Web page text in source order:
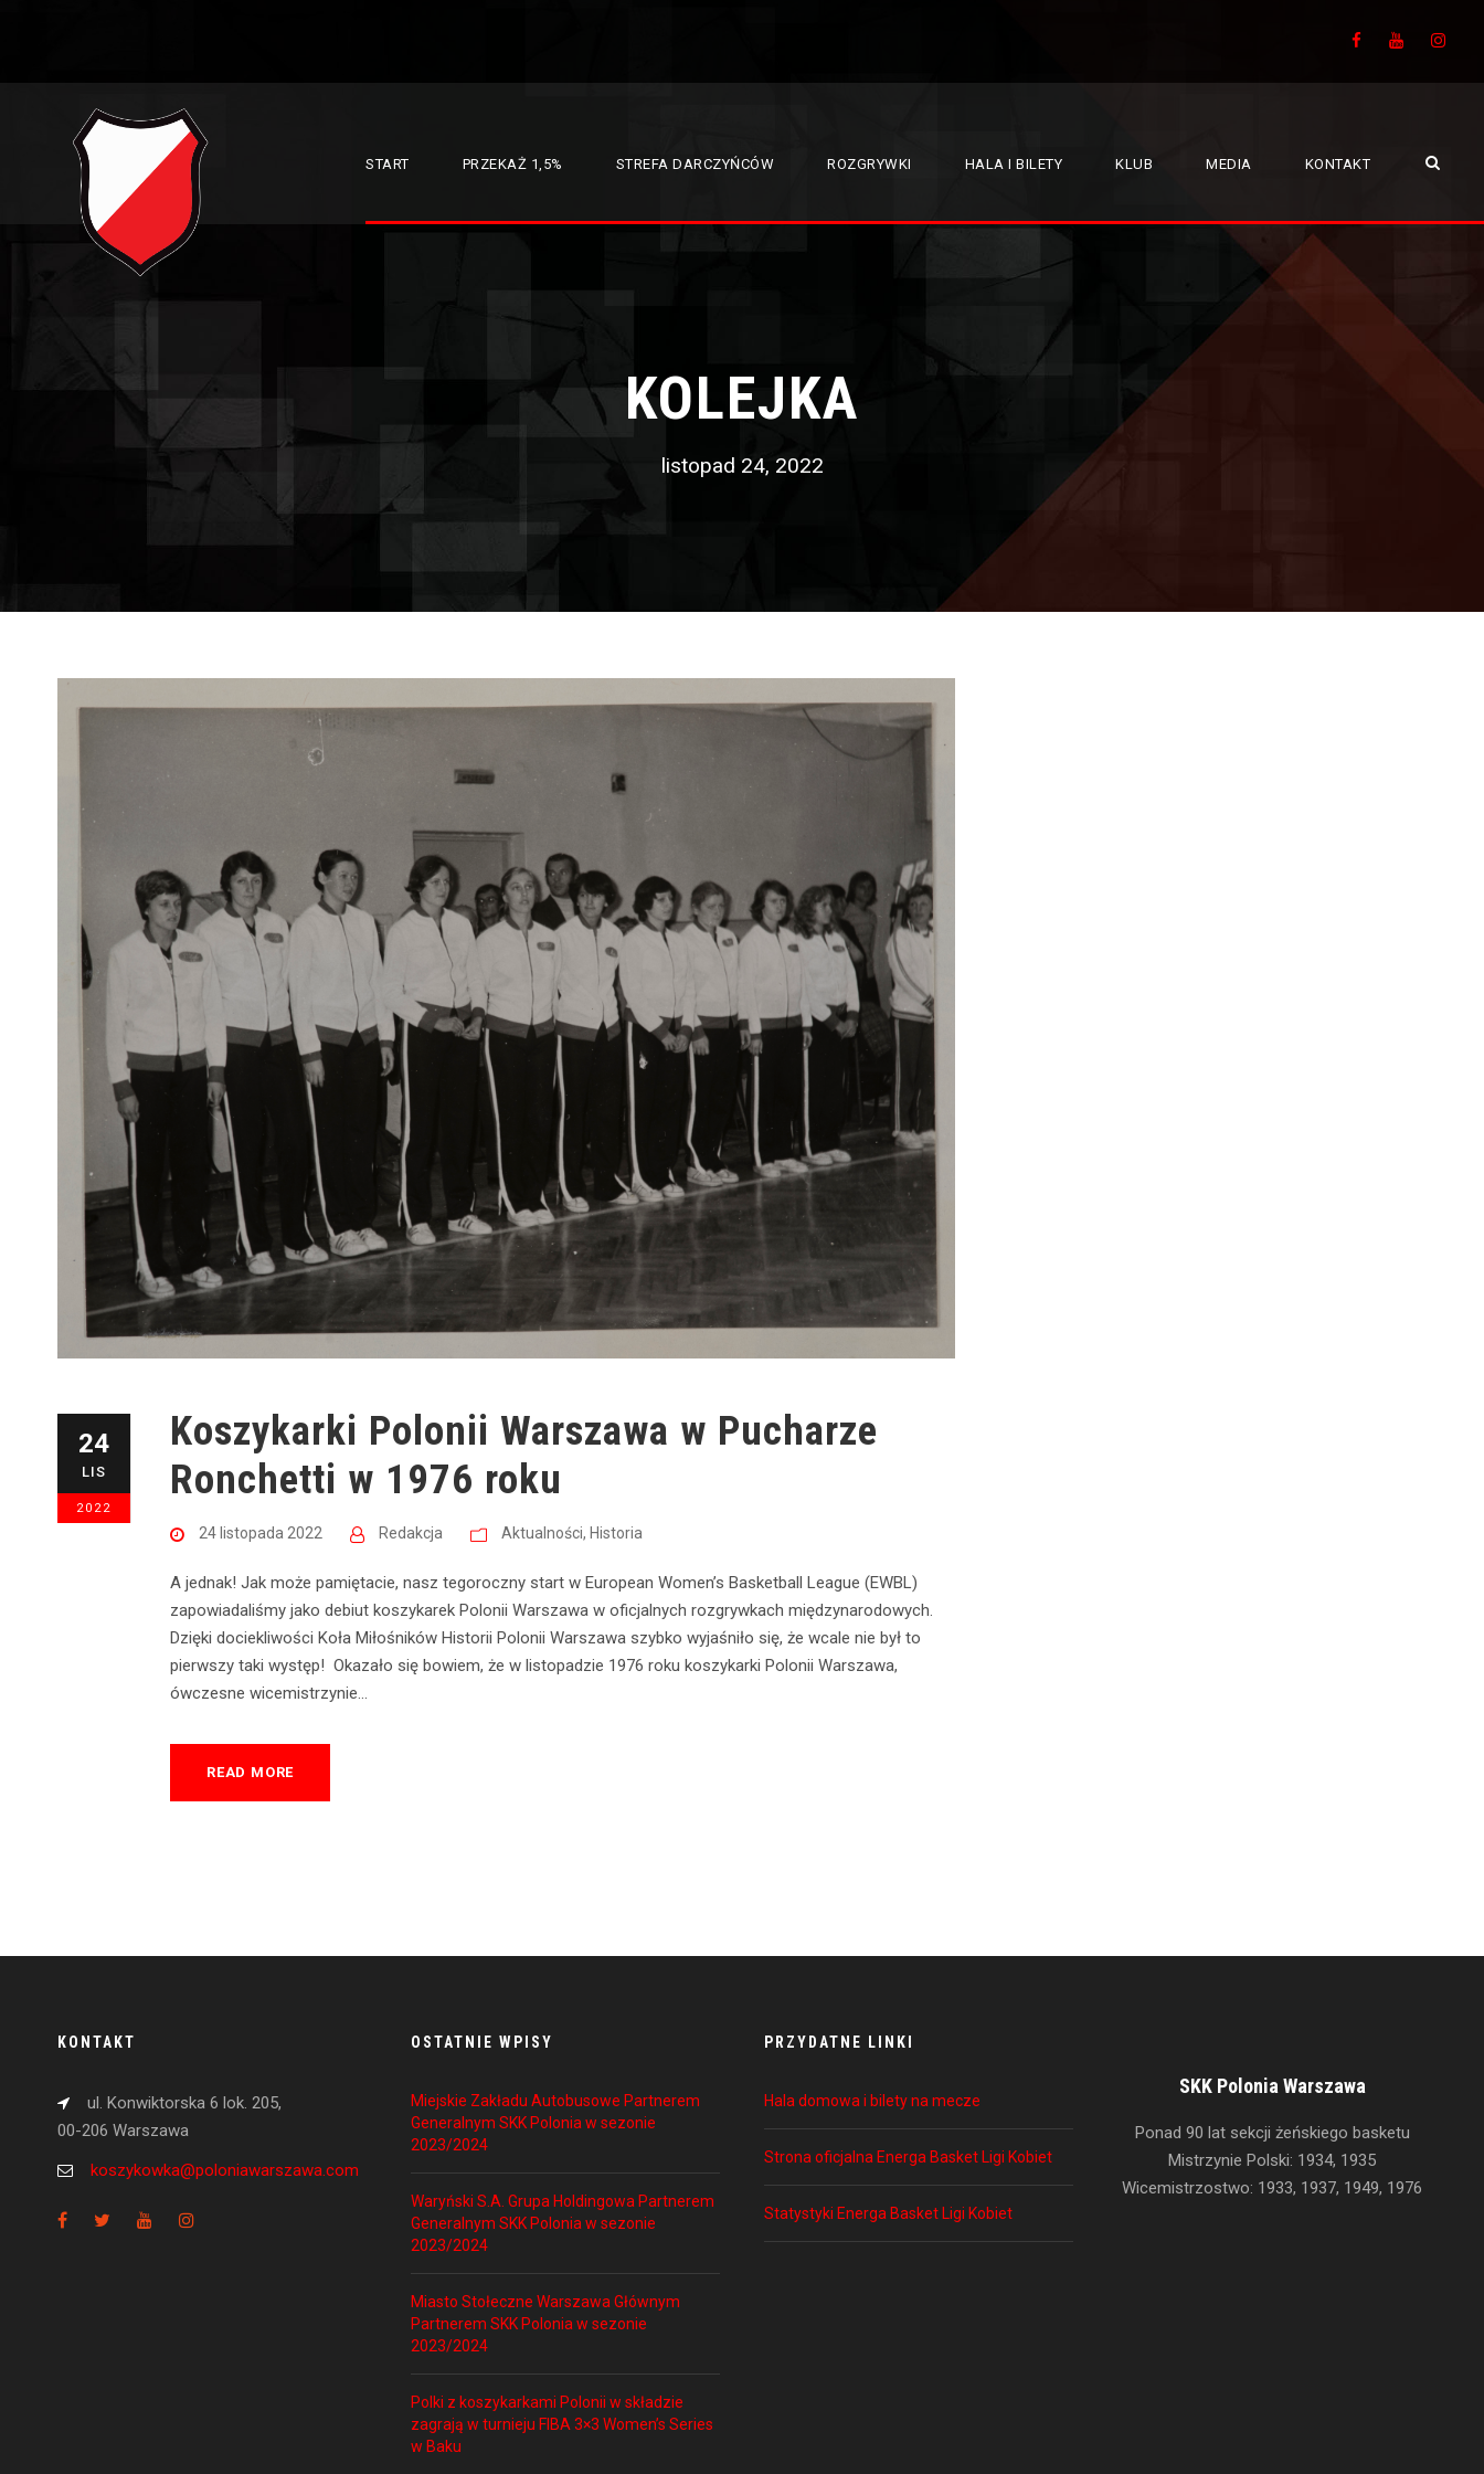
START PRZEKAŻ 1,5% STREFA DARCZYŃCÓW ROZGRYWKI HALA I BILETY KLUB MEDIA KONTAKT
KOLEJKA
listopad 24, 2022
24
LIS
2022
Koszykarki Polonii Warszawa w Pucharze
Ronchetti w 1976 roku
24 listopada 2022 Redakcja Aktualności, Historia
A jednak! Jak może pamiętacie, nasz tegoroczny start w European Women’s Basketball League (EWBL)
zapowiadaliśmy jako debiut koszykarek Polonii Warszawa w oficjalnych rozgrywkach międzynarodowych.
Dzięki dociekliwości Koła Miłośników Historii Polonii Warszawa szybko wyjaśniło się, że wcale nie był to
pierwszy taki występ! Okazało się bowiem, że w listopadzie 1976 roku koszykarki Polonii Warszawa,
ówczesne wicemistrzynie...
READ MORE
KONTAKT
ul. Konwiktorska 6 lok. 205,
00-206 Warszawa
koszykowka@poloniawarszawa.com
OSTATNIE WPISY
Miejskie Zakładu Autobusowe Partnerem
Generalnym SKK Polonia w sezonie
2023/2024
Waryński S.A. Grupa Holdingowa Partnerem
Generalnym SKK Polonia w sezonie
2023/2024
Miasto Stołeczne Warszawa Głównym
Partnerem SKK Polonia w sezonie
2023/2024
Polki z koszykarkami Polonii w składzie
zagrają w turnieju FIBA 3×3 Women’s Series
w Baku
PRZYDATNE LINKI
Hala domowa i bilety na mecze
Strona oficjalna Energa Basket Ligi Kobiet
Statystyki Energa Basket Ligi Kobiet
SKK Polonia Warszawa
Ponad 90 lat sekcji żeńskiego basketu
Mistrzynie Polski: 1934, 1935
Wicemistrzostwo: 1933, 1937, 1949, 1976